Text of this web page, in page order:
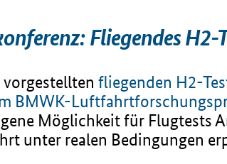
Fliegendes H2-
fliegenden H2-
BMWK-
Möglichkeit für Flugtests
unter realen Bedingungen